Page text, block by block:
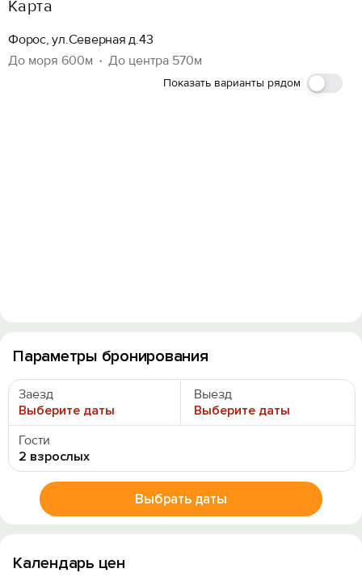
Параметры бронирования
Заезд
Выберите даты
Выезд
Выберите даты
Гости
2 взрослых
Выбрать даты
Карта
Форос, ул.Северная д.43
До моря 600м
До центра 570м
Показать варианты рядом
Календарь цен